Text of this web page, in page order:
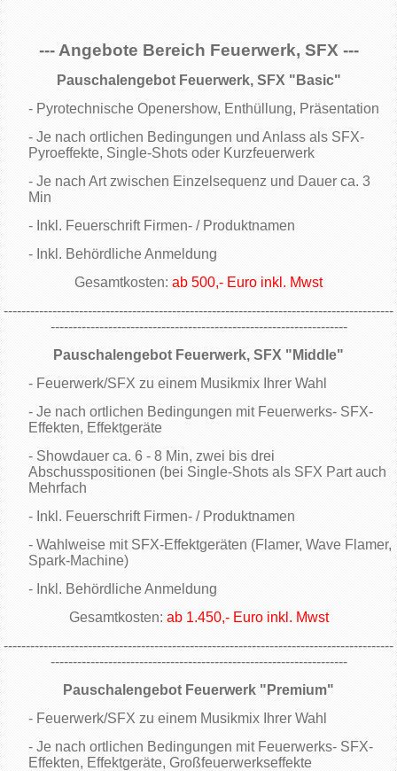
--- Angebote Bereich Feuerwerk, SFX ---
Pauschalengebot Feuerwerk, SFX "Basic"
- Pyrotechnische Openershow, Enthüllung, Präsentation
- Je nach ortlichen Bedingungen und Anlass als SFX-
Pyroeffekte, Single-Shots oder Kurzfeuerwerk
- Je nach Art zwischen Einzelsequenz und Dauer ca. 3
Min
- Inkl. Feuerschrift Firmen- / Produktnamen
- Inkl. Behördliche Anmeldung
Gesamtkosten: ab 500,- Euro inkl. Mwst
----------------------------------------------------------------------------------------
-------------------------------------------------------------------
Pauschalengebot Feuerwerk, SFX "Middle"
- Feuerwerk/SFX zu einem Musikmix Ihrer Wahl
- Je nach ortlichen Bedingungen mit Feuerwerks- SFX-
Effekten, Effektgeräte
- Showdauer ca. 6 - 8 Min, zwei bis drei
Abschusspositionen (bei Single-Shots als SFX Part auch
Mehrfach
- Inkl. Feuerschrift Firmen- / Produktnamen
- Wahlweise mit SFX-Effektgeräten (Flamer, Wave Flamer,
Spark-Machine)
- Inkl. Behördliche Anmeldung
Gesamtkosten: ab 1.450,- Euro inkl. Mwst
----------------------------------------------------------------------------------------
-------------------------------------------------------------------
Pauschalengebot Feuerwerk "Premium"
- Feuerwerk/SFX zu einem Musikmix Ihrer Wahl
- Je nach ortlichen Bedingungen mit Feuerwerks- SFX-
Effekten, Effektgeräte, Großfeuerwerkseffekte